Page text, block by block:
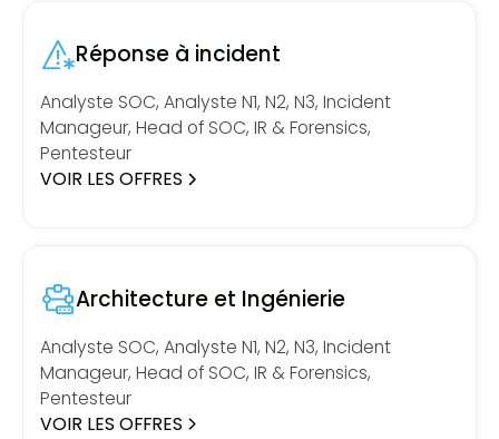
Réponse à incident
Analyste SOC, Analyste N1, N2, N3, Incident
Manageur, Head of SOC, IR & Forensics,
Pentesteur
VOIR LES OFFRES
Architecture et Ingénierie
Analyste SOC, Analyste N1, N2, N3, Incident
Manageur, Head of SOC, IR & Forensics,
Pentesteur
VOIR LES OFFRES